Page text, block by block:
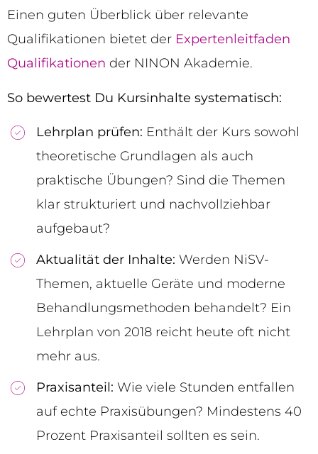
Einen guten Überblick über relevante
Qualifikationen bietet der Expertenleitfaden
Qualifikationen der NINON Akademie.
So bewertest Du Kursinhalte systematisch:
Lehrplan prüfen: Enthält der Kurs sowohl
theoretische Grundlagen als auch
praktische Übungen? Sind die Themen
klar strukturiert und nachvollziehbar
aufgebaut?
Aktualität der Inhalte: Werden NiSV-
Themen, aktuelle Geräte und moderne
Behandlungsmethoden behandelt? Ein
Lehrplan von 2018 reicht heute oft nicht
mehr aus.
Praxisanteil: Wie viele Stunden entfallen
auf echte Praxisübungen? Mindestens 40
Prozent Praxisanteil sollten es sein.